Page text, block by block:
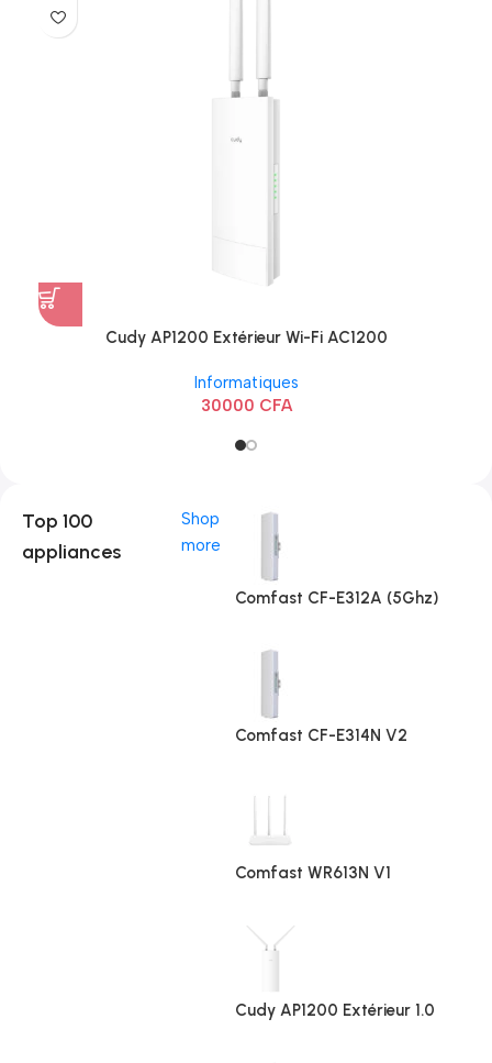
Cudy AP1200 Extérieur Wi-Fi AC1200
Informatiques
30000 CFA
Top 100
appliances
Shop
more
Comfast CF-E312A (5Ghz)
Comfast CF-E314N V2
Comfast WR613N V1
Cudy AP1200 Extérieur 1.0